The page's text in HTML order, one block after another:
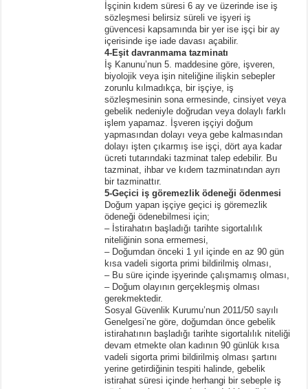
İşçinin kıdem süresi 6 ay ve üzerinde ise iş
sözleşmesi belirsiz süreli ve işyeri iş
güvencesi kapsamında bir yer ise işçi bir ay
içerisinde işe iade davası açabilir.
4-Eşit davranmama tazminatı
İş Kanunu’nun 5. maddesine göre, işveren,
biyolojik veya işin niteliğine ilişkin sebepler
zorunlu kılmadıkça, bir işçiye, iş
sözleşmesinin sona ermesinde, cinsiyet veya
gebelik nedeniyle doğrudan veya dolaylı farklı
işlem yapamaz. İşveren işçiyi doğum
yapmasından dolayı veya gebe kalmasından
dolayı işten çıkarmış ise işçi, dört aya kadar
ücreti tutarındaki tazminat talep edebilir. Bu
tazminat, ihbar ve kıdem tazminatından ayrı
bir tazminattır.
5-Geçici iş göremezlik ödeneği ödenmesi
Doğum yapan işçiye geçici iş göremezlik
ödeneği ödenebilmesi için;
– İstirahatın başladığı tarihte sigortalılık
niteliğinin sona ermemesi,
– Doğumdan önceki 1 yıl içinde en az 90 gün
kısa vadeli sigorta primi bildirilmiş olması,
– Bu süre içinde işyerinde çalışmamış olması,
– Doğum olayının gerçekleşmiş olması
gerekmektedir.
Sosyal Güvenlik Kurumu’nun 2011/50 sayılı
Genelgesi’ne göre, doğumdan önce gebelik
istirahatının başladığı tarihte sigortalılık niteliği
devam etmekte olan kadının 90 günlük kısa
vadeli sigorta primi bildirilmiş olması şartını
yerine getirdiğinin tespiti halinde, gebelik
istirahat süresi içinde herhangi bir sebeple iş